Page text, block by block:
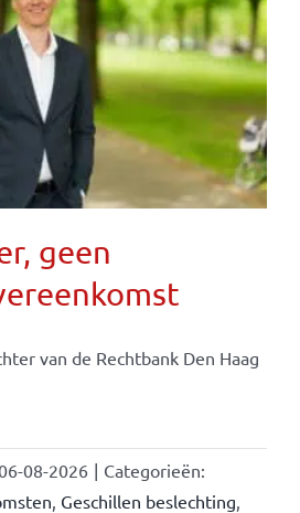
geen
van de Rechtbank Den Haag
08-2026 | Categorieën:
Geschillen beslechting